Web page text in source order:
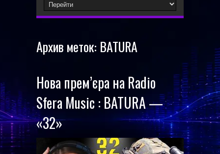
Архив меток: BATURA
Нова прем’єра на Radio
Sfera Music : BATURA —
«32»